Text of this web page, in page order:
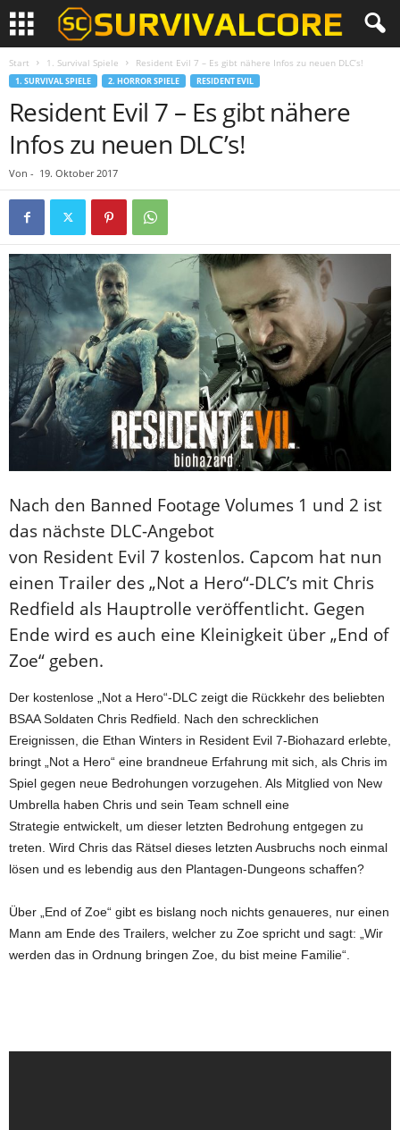
Start 1. Survival Spiele Resident Evil 7 – Es gibt nähere Infos zu neuen DLC’s!
1. SURVIVAL SPIELE 2. HORROR SPIELE RESIDENT EVIL
Resident Evil 7 – Es gibt nähere
Infos zu neuen DLC’s!
Von - 19. Oktober 2017
Nach den Banned Footage Volumes 1 und 2 ist
das nächste DLC-Angebot
von Resident Evil 7 kostenlos. Capcom hat nun
einen Trailer des „Not a Hero“-DLC’s mit Chris
Redfield als Hauptrolle veröffentlicht. Gegen
Ende wird es auch eine Kleinigkeit über „End of
Zoe“ geben.
Der kostenlose „Not a Hero“-DLC zeigt die Rückkehr des beliebten
BSAA Soldaten Chris Redfield. Nach den schrecklichen
Ereignissen, die Ethan Winters in Resident Evil 7-Biohazard erlebte,
bringt „Not a Hero“ eine brandneue Erfahrung mit sich, als Chris im
Spiel gegen neue Bedrohungen vorzugehen. Als Mitglied von New
Umbrella haben Chris und sein Team schnell eine
Strategie entwickelt, um dieser letzten Bedrohung entgegen zu
treten. Wird Chris das Rätsel dieses letzten Ausbruchs noch einmal
lösen und es lebendig aus den Plantagen-Dungeons schaffen?
Über „End of Zoe“ gibt es bislang noch nichts genaueres, nur einen
Mann am Ende des Trailers, welcher zu Zoe spricht und sagt: „Wir
werden das in Ordnung bringen Zoe, du bist meine Familie“.